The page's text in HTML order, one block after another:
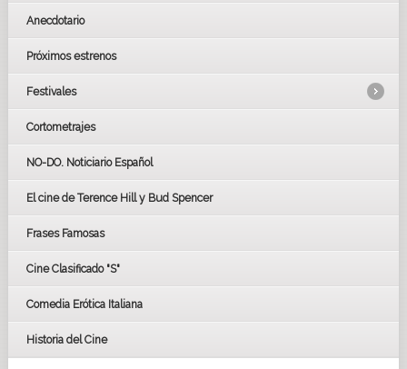
Anecdotario
Próximos estrenos
Festivales
LOS OSCARS
GOYAS
BAFTA
Cortometrajes
NO-DO. Noticiario Español
El cine de Terence Hill y Bud Spencer
Frases Famosas
Cine Clasificado "S"
Comedia Erótica Italiana
Historia del Cine